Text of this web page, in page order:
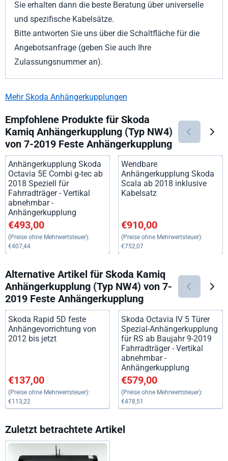
Sie erhalten dann die beste Beratung über universelle
und spezifische Kabelsätze.
Bitte antworten Sie uns über die Schaltfläche für die
Angebotsanfrage (geben Sie auch Ihre
Zulassungsnummer an).
Mehr Skoda Anhängerkupplungen
Empfohlene Produkte für Skoda
Kamiq Anhängerkupplung (Typ NW4)
von 7-2019 Feste Anhängerkupplung
Anhängerkupplung Skoda
Octavia 5E Combi g-tec ab
2018 Speziell für
Fahrradträger - Vertikal
abnehmbar -
Anhängerkupplung
Preis: 493,00, ohne MwSt.: 407,44
€493,00
(Preise ohne Mehrwertsteuer):
€407,44
Wendbare
Anhängerkupplung Skoda
Scala ab 2018 inklusive
Kabelsatz
Preis: 910,00, ohne MwSt.:
€910,00
(Preise ohne Mehrwertsteuer):
€752,07
Alternative Artikel für Skoda Kamiq
Anhängerkupplung (Typ NW4) von 7-
2019 Feste Anhängerkupplung
Skoda Rapid 5D feste
Anhängevorrichtung von
2012 bis jetzt
Preis: 137,00, ohne MwSt.: 113,22
€137,00
(Preise ohne Mehrwertsteuer):
€113,22
Skoda Octavia IV 5 Türer
Spezial-Anhängerkupplung
für RS ab Baujahr 9-2019
Fahrradträger - Vertikal
abnehmbar -
Anhängerkupplung
Preis: 579,00, ohne MwSt.:
€579,00
(Preise ohne Mehrwertsteuer):
€478,51
Zuletzt betrachtete Artikel